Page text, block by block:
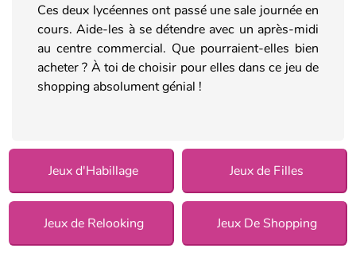
Ces deux lycéennes ont passé une sale journée en
cours. Aide-les à se détendre avec un après-midi
au centre commercial. Que pourraient-elles bien
acheter ? À toi de choisir pour elles dans ce jeu de
shopping absolument génial !
Jeux d'Habillage Jeux de Filles
Jeux de Relooking Jeux De Shopping